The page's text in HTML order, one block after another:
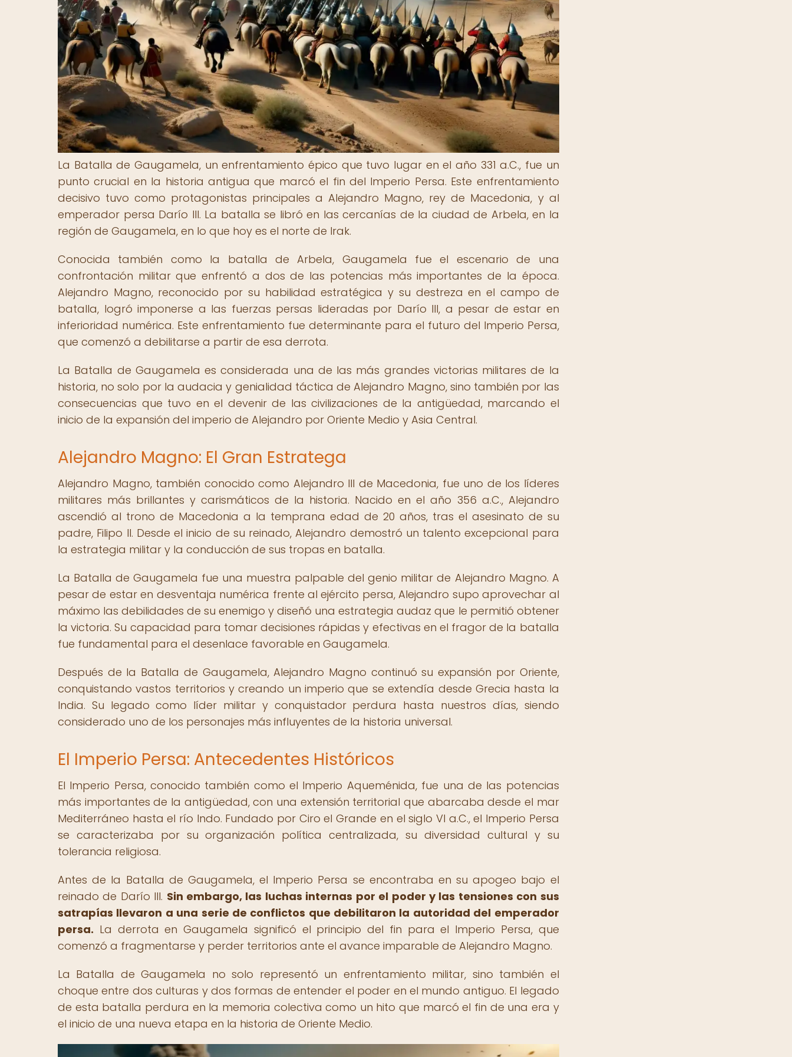
La Batalla de Gaugamela, un enfrentamiento épico que tuvo lugar en el año 331 a.C., fue un
punto crucial en la historia antigua que marcó el fin del Imperio Persa. Este enfrentamiento
decisivo tuvo como protagonistas principales a Alejandro Magno, rey de Macedonia, y al
emperador persa Darío III. La batalla se libró en las cercanías de la ciudad de Arbela, en la
región de Gaugamela, en lo que hoy es el norte de Irak.
Conocida también como la batalla de Arbela, Gaugamela fue el escenario de una
confrontación militar que enfrentó a dos de las potencias más importantes de la época.
Alejandro Magno, reconocido por su habilidad estratégica y su destreza en el campo de
batalla, logró imponerse a las fuerzas persas lideradas por Darío III, a pesar de estar en
inferioridad numérica. Este enfrentamiento fue determinante para el futuro del Imperio Persa,
que comenzó a debilitarse a partir de esa derrota.
La Batalla de Gaugamela es considerada una de las más grandes victorias militares de la
historia, no solo por la audacia y genialidad táctica de Alejandro Magno, sino también por las
consecuencias que tuvo en el devenir de las civilizaciones de la antigüedad, marcando el
inicio de la expansión del imperio de Alejandro por Oriente Medio y Asia Central.
Alejandro Magno: El Gran Estratega
Alejandro Magno, también conocido como Alejandro III de Macedonia, fue uno de los líderes
militares más brillantes y carismáticos de la historia. Nacido en el año 356 a.C., Alejandro
ascendió al trono de Macedonia a la temprana edad de 20 años, tras el asesinato de su
padre, Filipo II. Desde el inicio de su reinado, Alejandro demostró un talento excepcional para
la estrategia militar y la conducción de sus tropas en batalla.
La Batalla de Gaugamela fue una muestra palpable del genio militar de Alejandro Magno. A
pesar de estar en desventaja numérica frente al ejército persa, Alejandro supo aprovechar al
máximo las debilidades de su enemigo y diseñó una estrategia audaz que le permitió obtener
la victoria. Su capacidad para tomar decisiones rápidas y efectivas en el fragor de la batalla
fue fundamental para el desenlace favorable en Gaugamela.
Después de la Batalla de Gaugamela, Alejandro Magno continuó su expansión por Oriente,
conquistando vastos territorios y creando un imperio que se extendía desde Grecia hasta la
India. Su legado como líder militar y conquistador perdura hasta nuestros días, siendo
considerado uno de los personajes más influyentes de la historia universal.
El Imperio Persa: Antecedentes Históricos
El Imperio Persa, conocido también como el Imperio Aqueménida, fue una de las potencias
más importantes de la antigüedad, con una extensión territorial que abarcaba desde el mar
Mediterráneo hasta el río Indo. Fundado por Ciro el Grande en el siglo VI a.C., el Imperio Persa
se caracterizaba por su organización política centralizada, su diversidad cultural y su
tolerancia religiosa.
Antes de la Batalla de Gaugamela, el Imperio Persa se encontraba en su apogeo bajo el
reinado de Darío III. Sin embargo, las luchas internas por el poder y las tensiones con sus
satrapías llevaron a una serie de conflictos que debilitaron la autoridad del emperador
persa. La derrota en Gaugamela significó el principio del fin para el Imperio Persa, que
comenzó a fragmentarse y perder territorios ante el avance imparable de Alejandro Magno.
La Batalla de Gaugamela no solo representó un enfrentamiento militar, sino también el
choque entre dos culturas y dos formas de entender el poder en el mundo antiguo. El legado
de esta batalla perdura en la memoria colectiva como un hito que marcó el fin de una era y
el inicio de una nueva etapa en la historia de Oriente Medio.